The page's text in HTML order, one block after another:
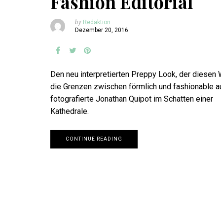
by Redaktion
Dezember 20, 2016
Den neu interpretierten Preppy Look, der diesen
die Grenzen zwischen förmlich und fashionable
fotografierte Jonathan Quipot im Schatten einer
Kathedrale.
CONTINUE READING